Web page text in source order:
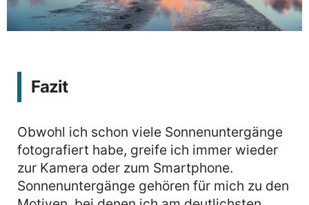
Fazit
Obwohl ich schon viele Sonnenuntergänge
fotografiert habe, greife ich immer wieder
zur Kamera oder zum Smartphone.
Sonnenuntergänge gehören für mich zu den